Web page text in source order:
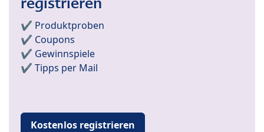
✔️ Produktproben
✔️ Coupons
✔️ Gewinnspiele
✔️ Tipps per Mail
Kostenlos registrieren